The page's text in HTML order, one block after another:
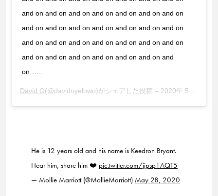
and on and on and on and on and on and on and on
and on and on and on and on and on and on and on
and on and on and on and on and on and on and on
and on and on and on and on and on and on and
on……
David O(@davidoyelowo)がシェアした投稿 – 2020年 5月月27日午後2時08分PDT
He is 12 years old and his name is Keedron Bryant.
Hear him, share him ❤️ pic.twitter.com/jipsp1AQT5
— Mollie Marriott (@MollieMarriott) May 28, 2020